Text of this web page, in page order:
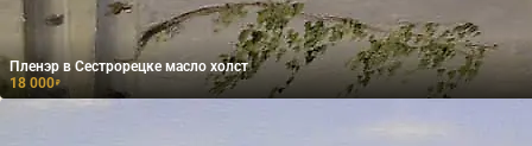
Пленэр в Сестрорецке масло холст
18 000₽